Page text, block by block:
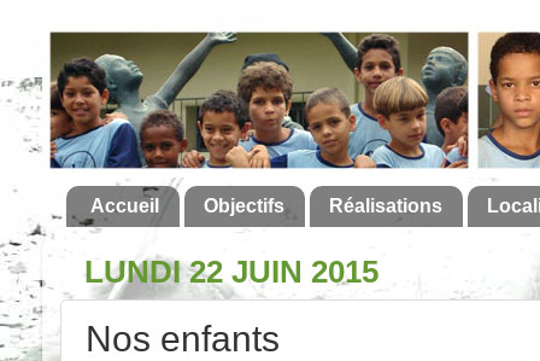
Accueil Objectifs Réalisations
LUNDI 22 JUIN 2015
Nos enfants